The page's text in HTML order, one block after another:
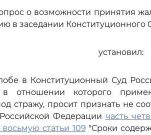
о возможности принятия
в заседании
установил:
в Конституционный Суд
в отношении которого
стражу, просит признать не
Федерации часть
восьмую статьи 109 "Сроки